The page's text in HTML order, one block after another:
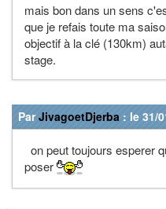
mais bon dans un sens
que je refais toute ma
objectif à la clé (130km)
stage.
ParJivagoetDjerba : le 31/
on peut toujours esperer
poser